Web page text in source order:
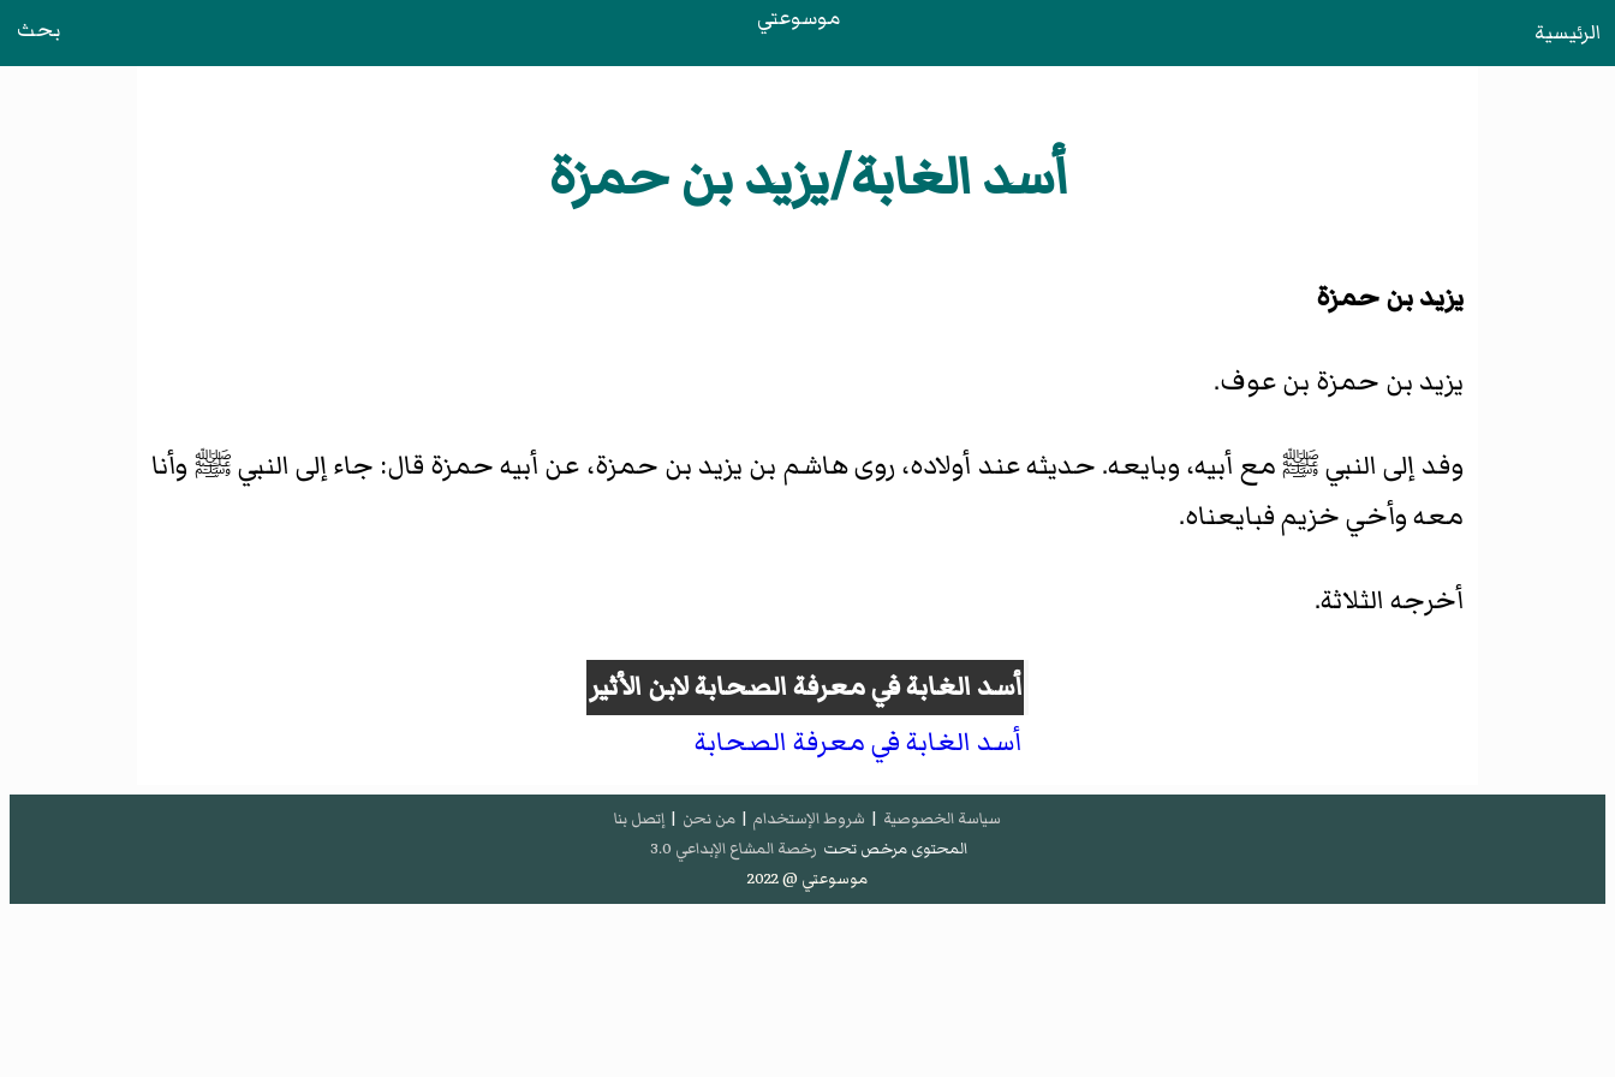
الرئيسية موسوعتي بحث
أسد الغابة/يزيد بن حمزة
يزيد بن حمزة
يزيد بن حمزة بن عوف.
وفد إلى النبي ﷺ مع أبيه، وبايعه. حديثه عند أولاده، روى هاشم بن يزيد بن حمزة، عن أبيه حمزة قال: جاء إلى النبي ﷺ وأنا
معه وأخي خزيم فبايعناه.
أخرجه الثلاثة.
أسد الغابة في معرفة الصحابةلابن الأثير
أسد الغابة في معرفة الصحابة
سياسة الخصوصية | شروط الإستخدام | من نحن | إتصل بنا
المحتوى مرخص تحت رخصة المشاع الإبداعي 3.0
موسوعتي @ 2022